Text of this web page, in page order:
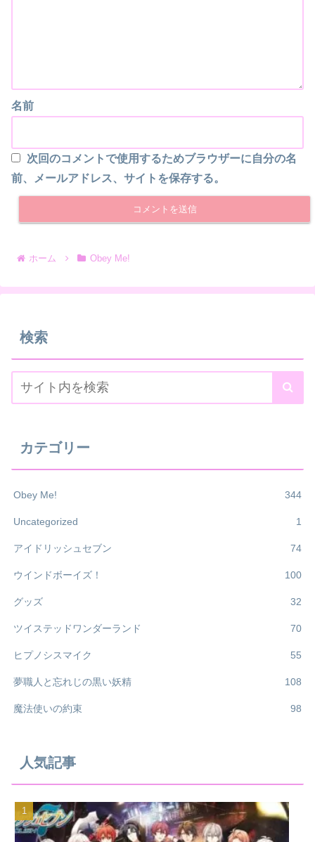
名前
次回のコメントで使用するためブラウザーに自分の名
前、メールアドレス、サイトを保存する。
ホーム Obey Me!
検索
カテゴリー
Obey Me! 344
Uncategorized 1
アイドリッシュセブン 74
ウインドボーイズ！ 100
グッズ 32
ツイステッドワンダーランド 70
ヒプノシスマイク 55
夢職人と忘れじの黒い妖精 108
魔法使いの約束 98
人気記事